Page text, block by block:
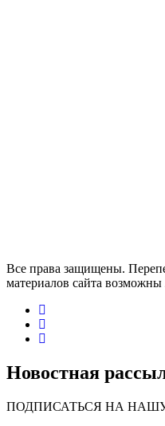
Все права защищены.
материалов сайта
Новостная
ПОДПИСАТЬСЯ НА